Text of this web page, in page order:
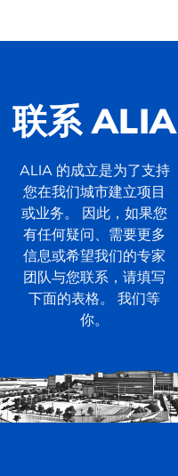
联系 ALIA
ALIA 的成立是为了支持
您在我们城市建立项目
或业务。 因此，如果您
有任何疑问、需要更多
信息或希望我们的专家
团队与您联系，请填写
下面的表格。 我们等
你。